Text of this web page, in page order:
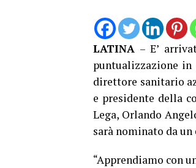
LATINA – E’
puntualizzazione in
direttore sanitario
e presidente della
Lega, Orlando
sarà nominato da
“Apprendiamo con